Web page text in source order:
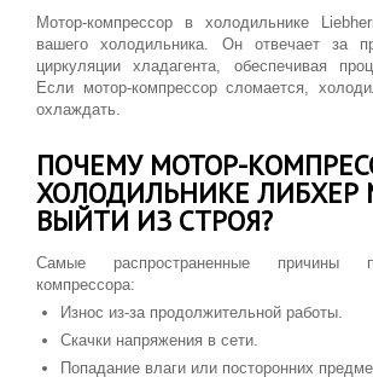
Мотор-компрессор в холодильнике
вашего холодильника. Он отвечает за
циркуляции хладагента, обеспечивая
Если мотор-компрессор сломается,
охлаждать.
ПОЧЕМУ МОТОР-
ХОЛОДИЛЬНИКЕ ЛИБХЕР
ВЫЙТИ ИЗ СТРОЯ?
Самые распространенные причины
компрессора:
Износ из-за продолжительной работы.
Скачки напряжения в сети.
Попадание влаги или посторонних